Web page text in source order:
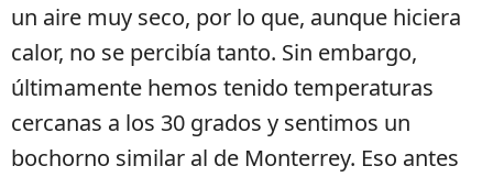
un aire muy seco, por lo que, aunque hiciera
calor, no se percibía tanto. Sin embargo,
últimamente hemos tenido temperaturas
cercanas a los 30 grados y sentimos un
bochorno similar al de Monterrey. Eso antes